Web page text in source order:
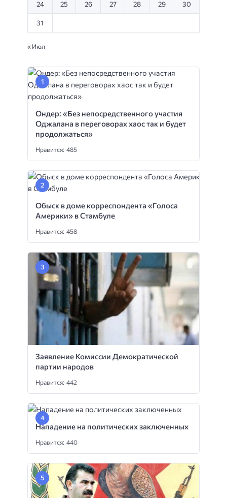
24 25 26 27 28 29 30
31
« Июл
Ондер: «Без непосредственного участия
Оджалана в переговорах хаос так и будет
продолжаться»
Нравится: 485
Обыск в доме корреспондента «Голоса
Америки» в Стамбуле
Нравится: 458
Заявление Комиссии Демократической
партии народов
Нравится: 442
Нападение на политических заключенных
Нравится: 440